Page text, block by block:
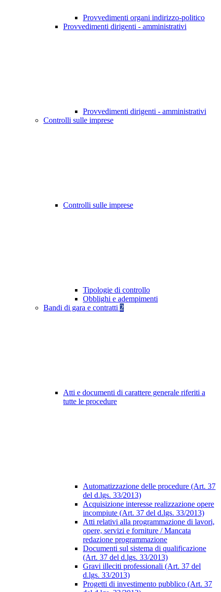
Provvedimenti organi indirizzo-politico
Provvedimenti dirigenti - amministrativi
Provvedimenti dirigenti - amministrativi
Controlli sulle imprese
Controlli sulle imprese
Tipologie di controllo
Obblighi e adempimenti
Bandi di gara e contratti 2
Atti e documenti di carattere generale riferiti a
tutte le procedure
Automatizzazione delle procedure (Art. 37
del d.lgs. 33/2013)
Acquisizione interesse realizzazione opere
incompiute (Art. 37 del d.lgs. 33/2013)
Atti relativi alla programmazione di lavori,
opere, servizi e forniture / Mancata
redazione programmazione
Documenti sul sistema di qualificazione
(Art. 37 del d.lgs. 33/2013)
Gravi illeciti professionali (Art. 37 del
d.lgs. 33/2013)
Progetti di investimento pubblico (Art. 37